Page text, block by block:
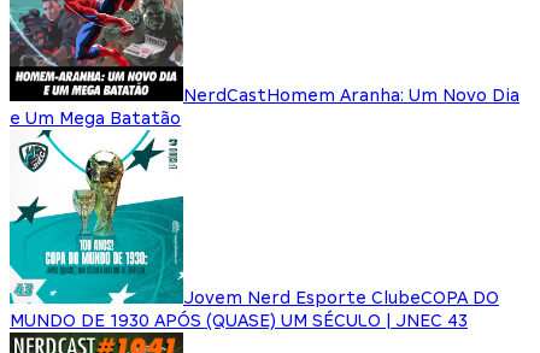
NerdCastHomem Aranha: Um Novo Dia
e Um Mega Batatão
Jovem Nerd Esporte ClubeCOPA DO
MUNDO DE 1930 APÓS (QUASE) UM SÉCULO | JNEC 43